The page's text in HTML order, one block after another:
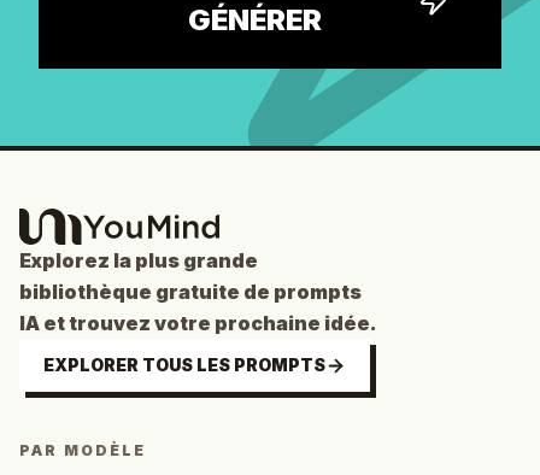
GÉNÉRER
Explorez la plus grande
bibliothèque gratuite de prompts
IA et trouvez votre prochaine idée.
EXPLORER TOUS LES PROMPTS
PAR MODÈLE